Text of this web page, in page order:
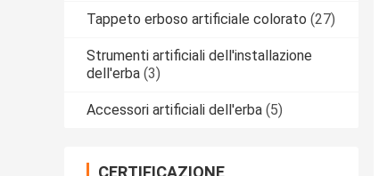
Tappeto erboso artificiale colorato (27)
Strumenti artificiali dell'installazione
dell'erba (3)
Accessori artificiali dell'erba (5)
CERTIFICAZIONE